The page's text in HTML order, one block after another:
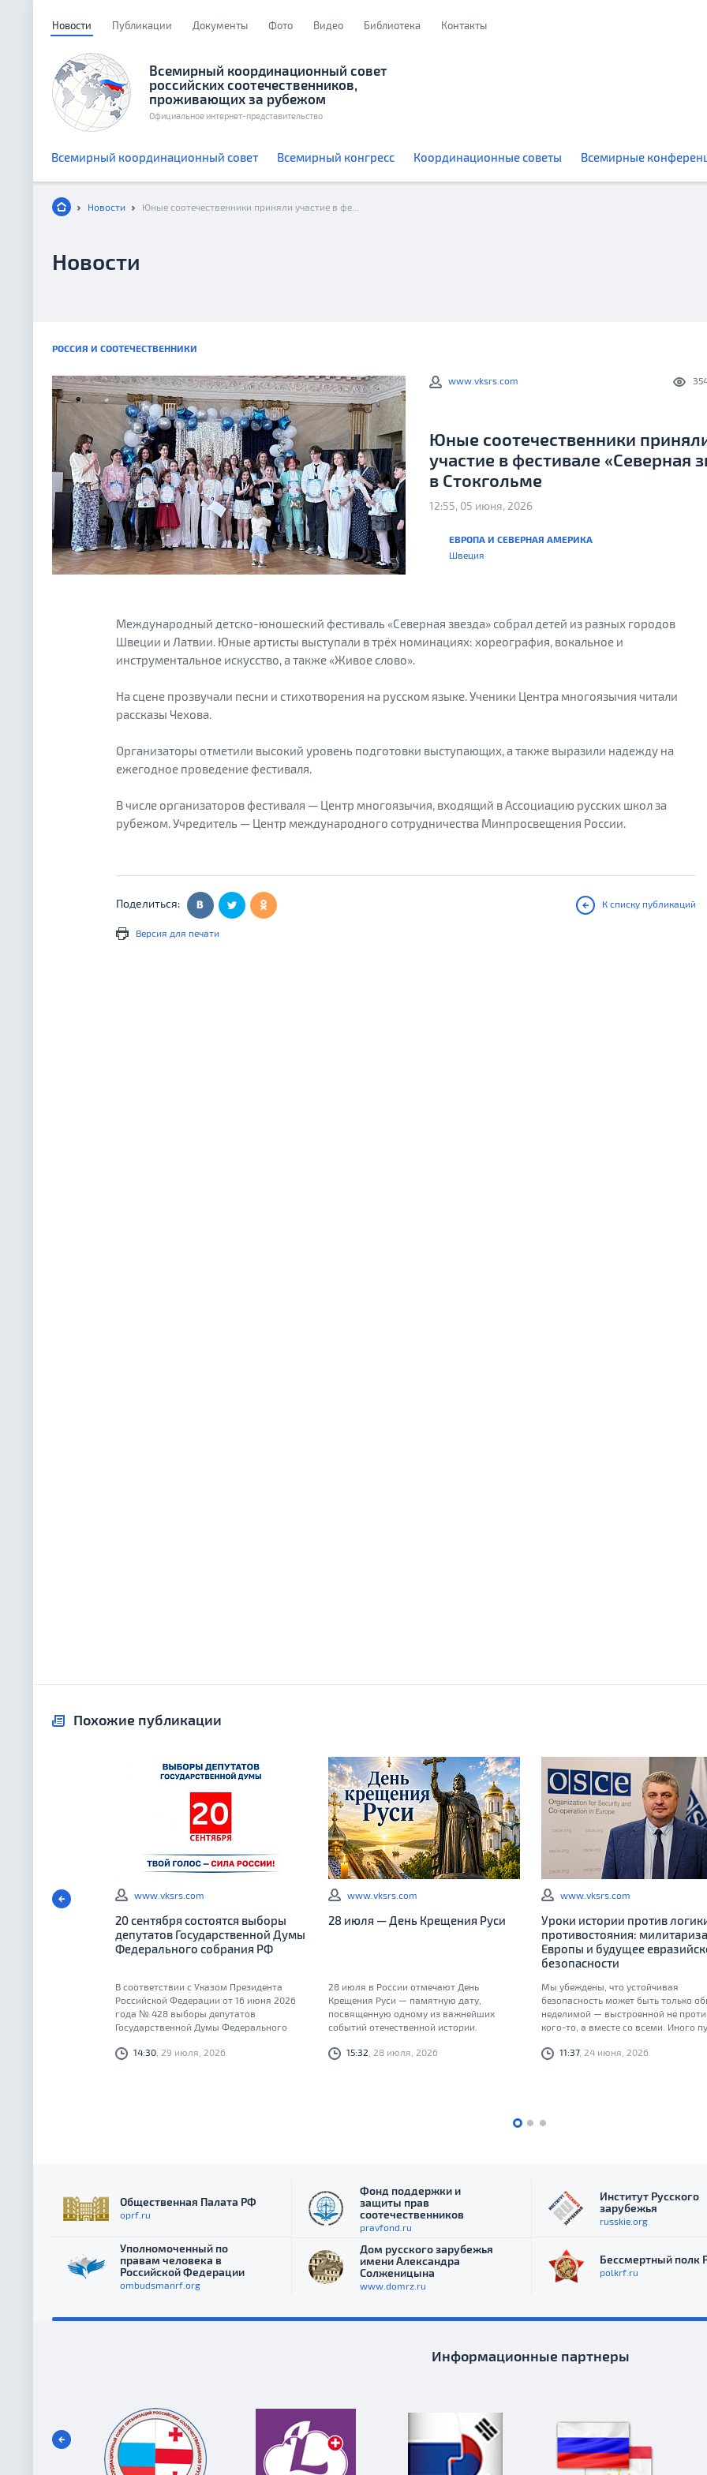
Новости Публикации Документы Фото Видео Библиотека Контакты
Всемирный координационный совет
российских соотечественников,
проживающих за рубежом
Официальное интернет-представительство
Всемирный координационный совет Всемирный конгресс Координационные советы Всемирные
Новости
Новости
РОССИЯ И СООТЕЧЕСТВЕННИКИ
www.vksrs.com
Юные соотечественники
участие в фестивале «Северная
в Стокгольме
12:55, 05 июня, 2026
ЕВРОПА И СЕВЕРНАЯ АМЕРИКА
Швеция
Международный детско-юношеский фестиваль «Северная звезда» собрал детей из разных городов
Швеции и Латвии. Юные артисты выступали в трёх номинациях: хореография, вокальное и
инструментальное искусство, а также «Живое слово».
На сцене прозвучали песни и стихотворения на русском языке. Ученики Центра многоязычия читали
рассказы Чехова.
Организаторы отметили высокий уровень подготовки выступающих, а также выразили надежду на
ежегодное проведение фестиваля.
В числе организаторов фестиваля — Центр многоязычия, входящий в Ассоциацию русских школ за
рубежом. Учредитель — Центр международного сотрудничества Минпросвещения России.
К списку публикаций
Поделиться:
Версия для печати
Похожие публикации
www.vksrs.com
20 сентября состоятся выборы
депутатов Государственной Думы
Федерального собрания РФ
В соответствии с Указом Президента
Российской Федерации от 16 июня 2026
года № 428 выборы депутатов
Государственной Думы Федерального
девятого созыва состоятся 20 сентября
14:30 , 29 июля, 2026
www.vksrs.com
28 июля — День Крещения Руси
28 июля в России отмечают День
Крещения Руси — памятную дату,
посвященную одному из важнейших
событий отечественной истории.
15:32 , 28 июля, 2026
www.vksrs.com
Уроки истории против
противостояния:
Европы и будущее
безопасности
Мы убеждены, что устойчивая
безопасность может быть только
неделимой — выстроенной не
кого-то, а вместе со всеми. Иного
обязаны передать следующим
11:37, 24 июня, 2026
Общественная Палата РФ
oprf.ru
Уполномоченный по
правам человека в
Российской Федерации
ombudsmanrf.org
Фонд поддержки и
защиты прав
соотечественников
pravfond.ru
Дом русского зарубежья
имени Александра
Солженицына
www.domrz.ru
Институт Русского
зарубежья
russkie.org
Бессмертный полк
polkrf.ru
Информационные партнеры